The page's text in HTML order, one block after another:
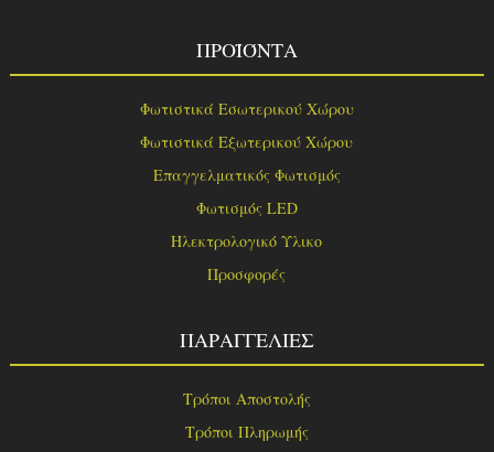
ΠΡΟΪΌΝΤΑ
Φωτιστικά Εσωτερικού Χώρου
Φωτιστικά Εξωτερικού Χώρου
Επαγγελματικός Φωτισμός
Φωτισμός LED
Ηλεκτρολογικό Υλικο
Προσφορές
ΠΑΡΑΓΓΕΛΙΕΣ
Τρόποι Αποστολής
Τρόποι Πληρωμής